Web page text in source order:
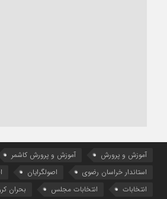
آموزش و پرورش آموزش و پرورش کاشمر
استاندار خراسان رضوی
اصولگرایان
انتخابات
انتخابات مجلس بحران